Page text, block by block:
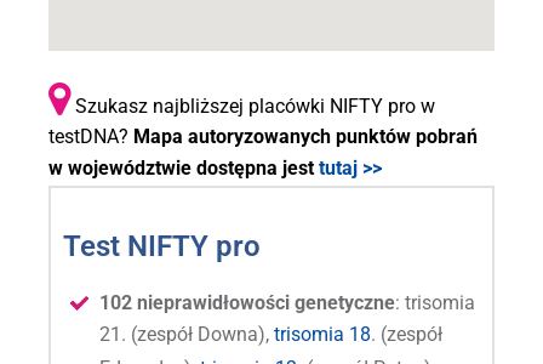
Szukasz najbliższej placówki NIFTY pro w
testDNA? Mapa autoryzowanych punktów pobrań
w województwie dostępna jest tutaj >>
Test NIFTY pro
102 nieprawidłowości genetyczne: trisomia
21. (zespół Downa), trisomia 18. (zespół